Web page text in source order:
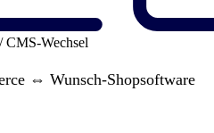
CMS-Wechsel
⇔ Wunsch-Shopsoftware